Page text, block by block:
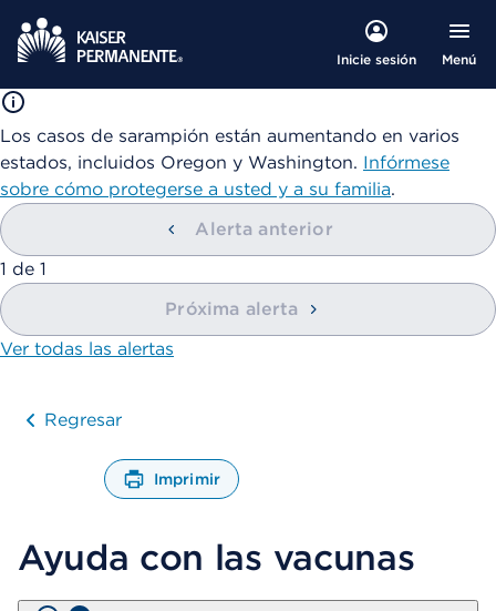
Inicie sesión Menú
Los casos de sarampión están aumentando en varios
estados, incluidos Oregon y Washington. Infórmese
sobre cómo protegerse a usted y a su familia.
Alerta anterior
mostrando
1 de 1
Próxima alerta
Ver todas las alertas
Regresar
Imprimir
A
e
Ayuda con las vacunas